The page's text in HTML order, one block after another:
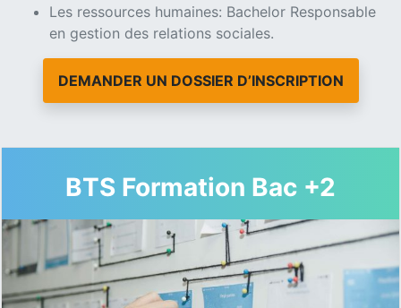
Les ressources humaines: Bachelor Responsable
en gestion des relations sociales.
DEMANDER UN DOSSIER D’INSCRIPTION
BTS Formation Bac +2